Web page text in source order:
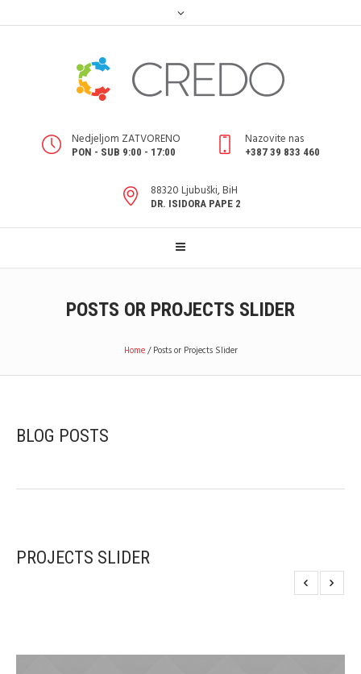
Nedjeljom ZATVORENO
PON - SUB 9:00 - 17:00
Nazovite nas
+387 39 833 460
88320 Ljubuški, BiH
DR. ISIDORA PAPE 2
POSTS OR PROJECTS SLIDER
Home/Posts or Projects Slider
BLOG POSTS
PROJECTS SLIDER